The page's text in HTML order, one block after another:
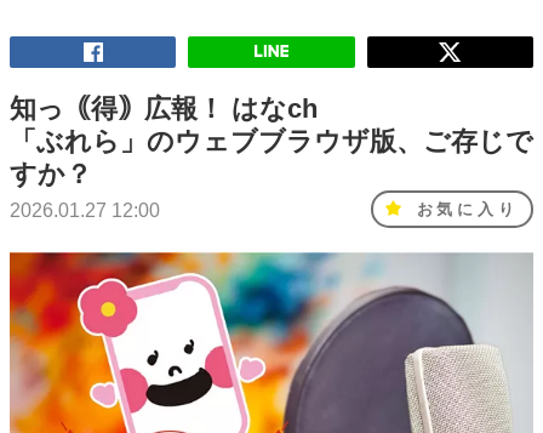
知っ｟得｠広報！ はなch
「ぶれら」のウェブブラウザ版、ご存じで
すか？
2026.01.27 12:00 お気に入り